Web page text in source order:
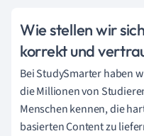
Wie stellen wir
korrekt und
Bei StudySmarter haben
die Millionen von
Menschen kennen, die
basierten Content zu